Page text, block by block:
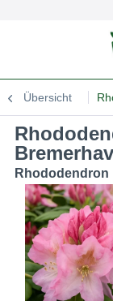
Übersicht
Rhododendron 'Seestadt
Rhododendron